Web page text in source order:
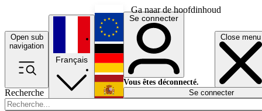
Ga naar de hoofdinhoud
Open sub
navigation
Close menu
Recherche
Français
English
Deutsch
Español
Se connecter
Vous êtes déconnecté.
Se connecter